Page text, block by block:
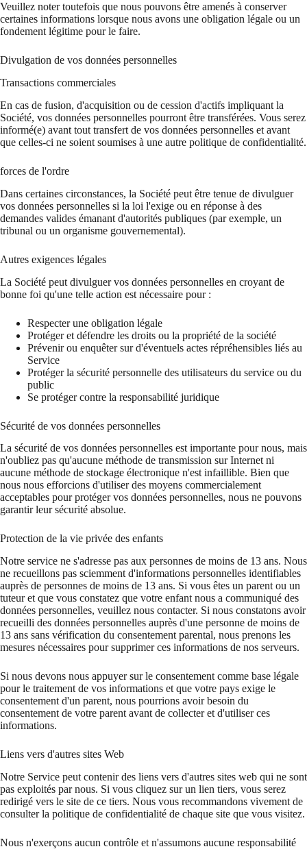
Veuillez noter toutefois que nous pouvons être amenés à conserver
certaines informations lorsque nous avons une obligation légale ou un
fondement légitime pour le faire.
Divulgation de vos données personnelles
Transactions commerciales
En cas de fusion, d'acquisition ou de cession d'actifs impliquant la
Société, vos données personnelles pourront être transférées. Vous serez
informé(e) avant tout transfert de vos données personnelles et avant
que celles-ci ne soient soumises à une autre politique de confidentialité.
forces de l'ordre
Dans certaines circonstances, la Société peut être tenue de divulguer
vos données personnelles si la loi l'exige ou en réponse à des
demandes valides émanant d'autorités publiques (par exemple, un
tribunal ou un organisme gouvernemental).
Autres exigences légales
La Société peut divulguer vos données personnelles en croyant de
bonne foi qu'une telle action est nécessaire pour :
Respecter une obligation légale
Protéger et défendre les droits ou la propriété de la société
Prévenir ou enquêter sur d'éventuels actes répréhensibles liés au
Service
Protéger la sécurité personnelle des utilisateurs du service ou du
public
Se protéger contre la responsabilité juridique
Sécurité de vos données personnelles
La sécurité de vos données personnelles est importante pour nous, mais
n'oubliez pas qu'aucune méthode de transmission sur Internet ni
aucune méthode de stockage électronique n'est infaillible. Bien que
nous nous efforcions d'utiliser des moyens commercialement
acceptables pour protéger vos données personnelles, nous ne pouvons
garantir leur sécurité absolue.
Protection de la vie privée des enfants
Notre service ne s'adresse pas aux personnes de moins de 13 ans. Nous
ne recueillons pas sciemment d'informations personnelles identifiables
auprès de personnes de moins de 13 ans. Si vous êtes un parent ou un
tuteur et que vous constatez que votre enfant nous a communiqué des
données personnelles, veuillez nous contacter. Si nous constatons avoir
recueilli des données personnelles auprès d'une personne de moins de
13 ans sans vérification du consentement parental, nous prenons les
mesures nécessaires pour supprimer ces informations de nos serveurs.
Si nous devons nous appuyer sur le consentement comme base légale
pour le traitement de vos informations et que votre pays exige le
consentement d'un parent, nous pourrions avoir besoin du
consentement de votre parent avant de collecter et d'utiliser ces
informations.
Liens vers d'autres sites Web
Notre Service peut contenir des liens vers d'autres sites web qui ne sont
pas exploités par nous. Si vous cliquez sur un lien tiers, vous serez
redirigé vers le site de ce tiers. Nous vous recommandons vivement de
consulter la politique de confidentialité de chaque site que vous visitez.
Nous n'exerçons aucun contrôle et n'assumons aucune responsabilité